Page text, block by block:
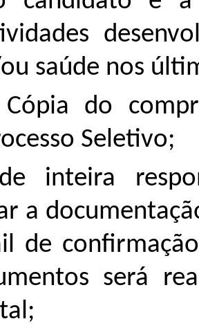
saúde nos
Cópia do
Seletivo;
inteira
a
de
será